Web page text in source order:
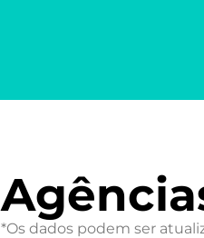
*Os dados podem ser